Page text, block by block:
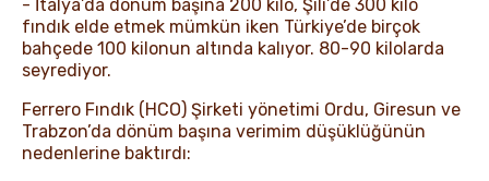
- İtalya’da dönüm başına 200 kilo, Şili’de 300 kilo
fındık elde etmek mümkün iken Türkiye’de birçok
bahçede 100 kilonun altında kalıyor. 80-90 kilolarda
seyrediyor.
Ferrero Fındık (HCO) Şirketi yönetimi Ordu, Giresun ve
Trabzon’da dönüm başına verimim düşüklüğünün
nedenlerine baktırdı: